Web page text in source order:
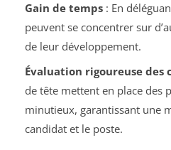
Gain de temps: En
peuvent se concentrer sur
de leur développement.
Évaluation rigoureuse des
de tête mettent en place des
minutieux, garantissant une
candidat et le poste.